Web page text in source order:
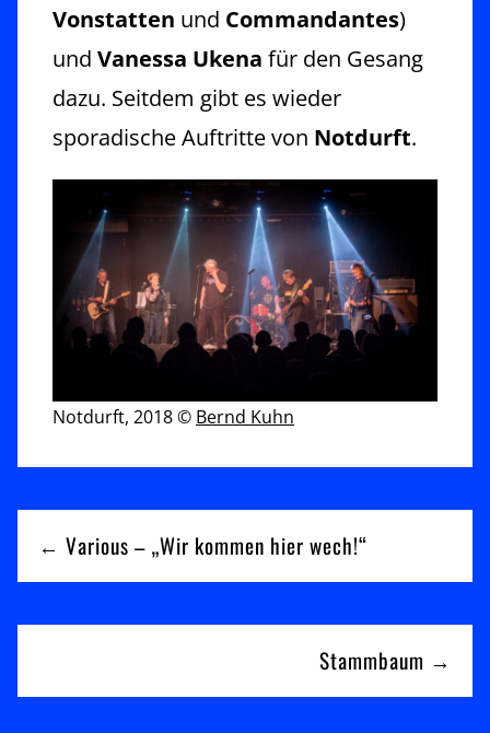
Vonstatten und Commandantes)
und Vanessa Ukena für den Gesang
dazu. Seitdem gibt es wieder
sporadische Auftritte von Notdurft.
Notdurft, 2018 © Bernd Kuhn
Beitragsnavigation
← Various – „Wir kommen hier wech!“
Stammbaum →